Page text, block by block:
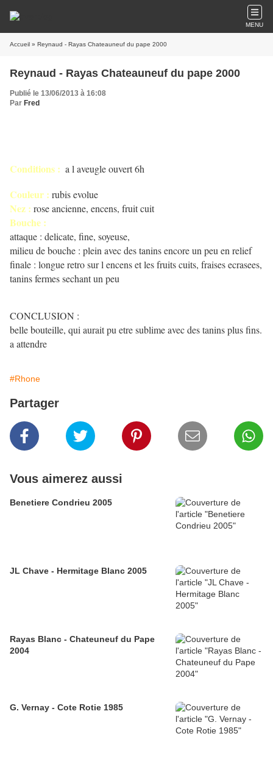
MENU
Accueil » Reynaud - Rayas Chateauneuf du pape 2000
Reynaud - Rayas Chateauneuf du pape 2000
Publié le 13/06/2013 à 16:08
Par Fred
Conditions : a l aveugle ouvert 6h
Couleur : rubis evolue
Nez : rose ancienne, encens, fruit cuit
Bouche :
attaque : delicate, fine, soyeuse,
milieu de bouche : plein avec des tanins encore un peu en relief
finale : longue retro sur l encens et les fruits cuits, fraises ecrasees,
tanins fermes sechant un peu
CONCLUSION :
belle bouteille, qui aurait pu etre sublime avec des tanins plus fins.
a attendre
#Rhone
Partager
Vous aimerez aussi
Benetiere Condrieu 2005
JL Chave - Hermitage Blanc 2005
Rayas Blanc - Chateuneuf du Pape
2004
G. Vernay - Cote Rotie 1985